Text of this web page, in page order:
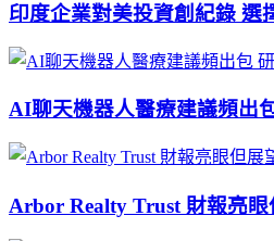
印度企業對美投資創紀錄 選
AI聊天機器人醫療建議頻出
Arbor Realty Trust 財報亮